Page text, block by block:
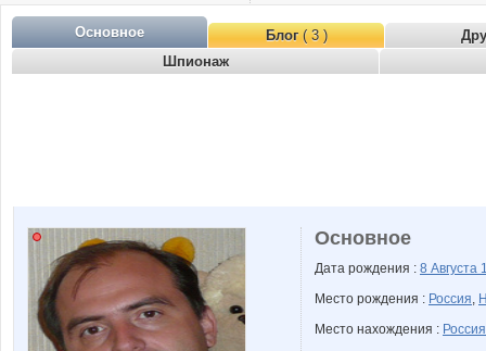
Основное Блог( 3 )
Шпионаж
Основное
Дата рождения : 8 Августа
Место рождения : Россия,
Место нахождения : Россия